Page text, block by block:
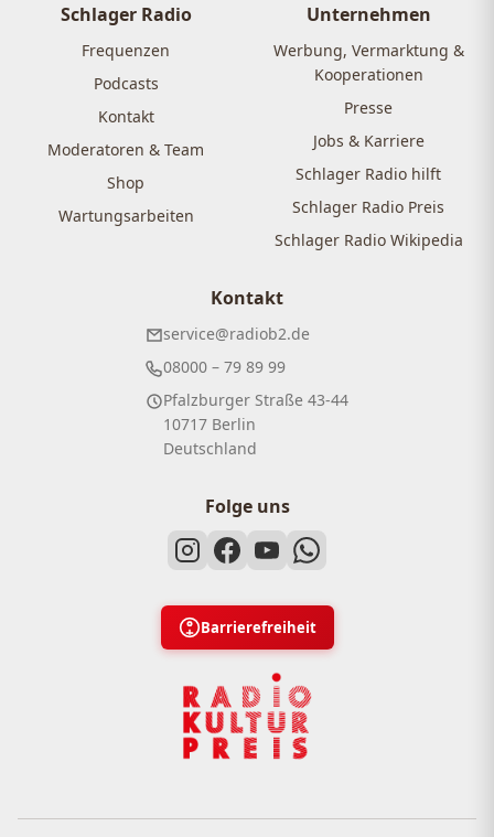
Schlager Radio
Frequenzen
Podcasts
Kontakt
Moderatoren & Team
Shop
Wartungsarbeiten
Unternehmen
Werbung, Vermarktung &
Kooperationen
Presse
Jobs & Karriere
Schlager Radio hilft
Schlager Radio Preis
Schlager Radio Wikipedia
Kontakt
service@radiob2.de
08000 – 79 89 99
Pfalzburger Straße 43-44
10717 Berlin
Deutschland
Folge uns
Barrierefreiheit